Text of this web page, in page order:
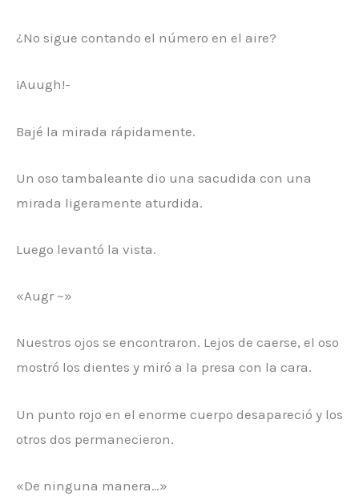
¿No sigue contando el número en el aire?
¡Auugh!-
Bajé la mirada rápidamente.
Un oso tambaleante dio una sacudida con una
mirada ligeramente aturdida.
Luego levantó la vista.
«Augr ~»
Nuestros ojos se encontraron. Lejos de caerse, el oso
mostró los dientes y miró a la presa con la cara.
Un punto rojo en el enorme cuerpo desapareció y los
otros dos permanecieron.
«De ninguna manera…»